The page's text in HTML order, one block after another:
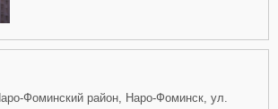
Фоминский район, Наро-Фоминск, ул.